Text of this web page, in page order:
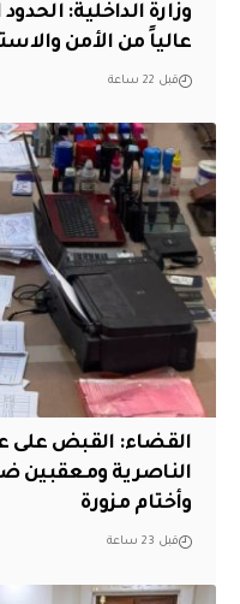
وزارة الداخلية:
عالياً من الأمن
قبل 22 ساعة
القضاء: القبض على
الناصرية
وأختام مزورة
قبل 23 ساعة